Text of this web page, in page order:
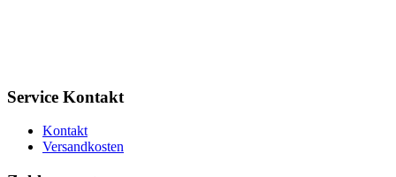
Service Kontakt
Kontakt
Versandkosten